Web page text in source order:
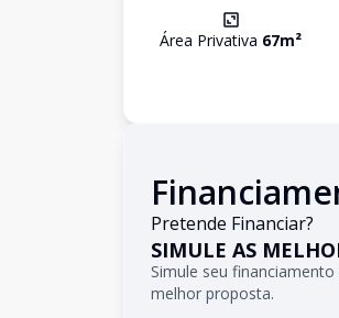
Área Privativa 67m²
Pretende Financiar?
SIMULE AS
Simule seu
melhor proposta.